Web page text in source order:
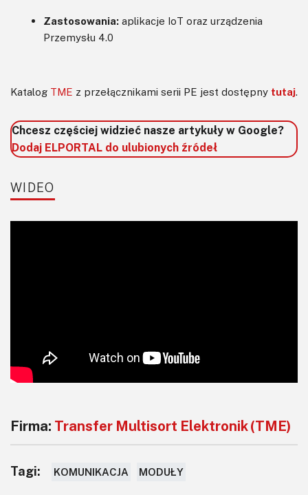
Zastosowania: aplikacje IoT oraz urządzenia
Przemysłu 4.0
Katalog TME z przełącznikami serii PE jest dostępny tutaj.
Chcesz częściej widzieć nasze artykuły w Google?
Dodaj ELPORTAL do ulubionych źródeł
WIDEO
Firma: Transfer Multisort Elektronik (TME)
Tagi: KOMUNIKACJA MODUŁY